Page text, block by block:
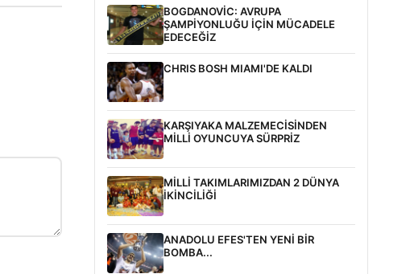
BOGDANOVİC: AVRUPA
ŞAMPİYONLUĞU İÇİN MÜCADELE
EDECEĞİZ
CHRIS BOSH MIAMI'DE KALDI
KARŞIYAKA MALZEMECİSİNDEN
MİLLİ OYUNCUYA SÜRPRİZ
MİLLİ TAKIMLARIMIZDAN 2 DÜNYA
İKİNCİLİĞİ
ANADOLU EFES'TEN YENİ BİR
BOMBA...